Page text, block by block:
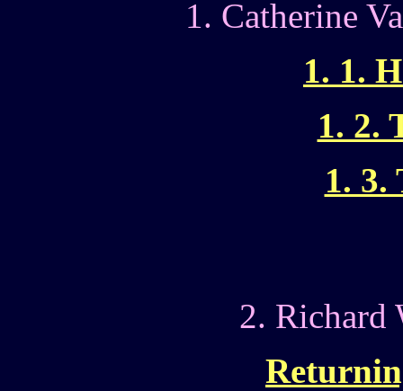
1. Catherine
1. 1.
1. 2.
1. 3.
2. Richard